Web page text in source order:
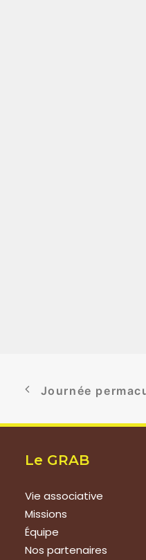
Journée
Le GRAB
Vie associative
Missions
Équipe
Nos partenaires